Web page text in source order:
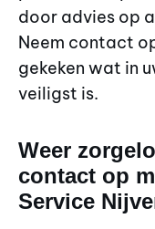
door advies op
Neem contact
gekeken wat in
veiligst is.
Weer
contact op
Service